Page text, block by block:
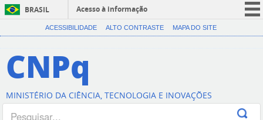
BRASIL
Acesso à informação
CORONAVÍRUS (COVID-19)
Canais
ACESSIBILIDADE ALTO CONTRASTE MAPA DO SITE
CNPq
MINISTÉRIO DA CIÊNCIA, TECNOLOGIA E INOVAÇÕES